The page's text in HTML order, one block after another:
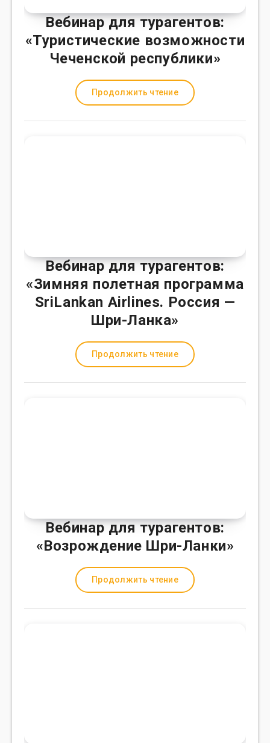
Вебинар для турагентов:
«Туристические возможности
Чеченской республики»
Продолжить чтение
Вебинар для турагентов:
«Зимняя полетная программа
SriLankan Airlines. Россия —
Шри-Ланка»
Продолжить чтение
Вебинар для турагентов:
«Возрождение Шри-Ланки»
Продолжить чтение